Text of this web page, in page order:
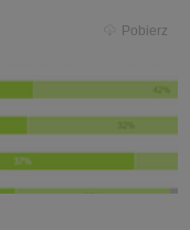
Pobierz